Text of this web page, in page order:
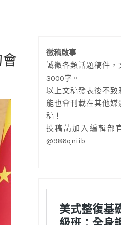
徵稿啟事
誠徵各類話題稿件，
3000字。
以上文稿發表後不致
能也會刊載在其他媒
稿！
投稿請加入編輯部
@986qniib